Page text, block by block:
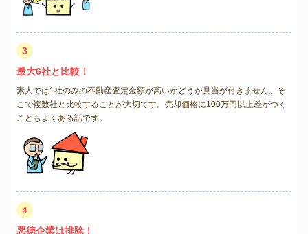
3
最大6社と比較！
素人では1社のみの不動産査定金額が高いかどうか見当が付きません。そ
こで複数社と比較することが大切です。売却価格に100万円以上差がつく
こともよくある話です。
4
悪徳企業は排除！